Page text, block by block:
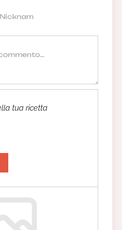
tua ricetta